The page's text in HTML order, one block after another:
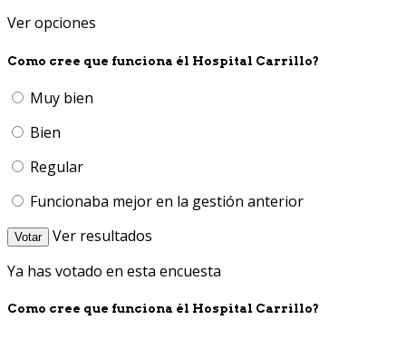
Ver opciones
Como cree que funciona él Hospital Carrillo?
Muy bien
Bien
Regular
Funcionaba mejor en la gestión anterior
Votar
Ver resultados
Ya has votado en esta encuesta
Como cree que funciona él Hospital Carrillo?